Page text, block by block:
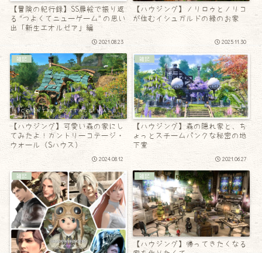
【冒険の紀行録】SS扉絵で振り返
る “つよくてニューゲーム” の思い
出「新生エオルゼア」編
2021.08.23
【ハウジング】ノリロゥとノリコ
が住むイシュガルドの緑のお家
2025.11.30
雑記
【ハウジング】可愛い森の家にし
てみたよ！カントリーコテージ・
ウォール（Sハウス）
2024.08.12
雑記
【ハウジング】森の隠れ家と、ち
ょっとスチームパンクな秘密の地
下室
2021.06.27
雑記 雑記
【ハウジング】帰ってきたくなる